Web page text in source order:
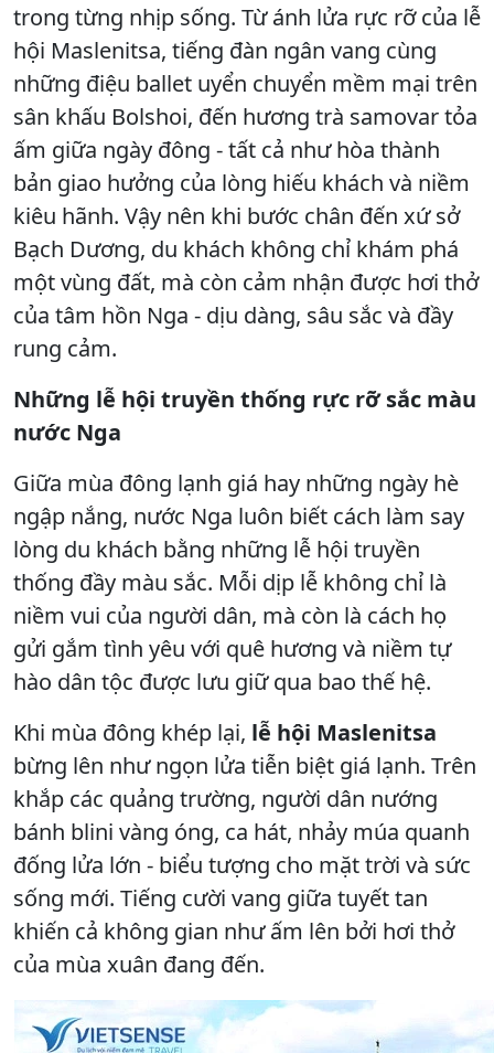
trong từng nhịp sống. Từ ánh lửa rực rỡ của lễ
hội Maslenitsa, tiếng đàn ngân vang cùng
những điệu ballet uyển chuyển mềm mại trên
sân khấu Bolshoi, đến hương trà samovar tỏa
ấm giữa ngày đông - tất cả như hòa thành
bản giao hưởng của lòng hiếu khách và niềm
kiêu hãnh. Vậy nên khi bước chân đến xứ sở
Bạch Dương, du khách không chỉ khám phá
một vùng đất, mà còn cảm nhận được hơi thở
của tâm hồn Nga - dịu dàng, sâu sắc và đầy
rung cảm.
Những lễ hội truyền thống rực rỡ sắc màu
nước Nga
Giữa mùa đông lạnh giá hay những ngày hè
ngập nắng, nước Nga luôn biết cách làm say
lòng du khách bằng những lễ hội truyền
thống đầy màu sắc. Mỗi dịp lễ không chỉ là
niềm vui của người dân, mà còn là cách họ
gửi gắm tình yêu với quê hương và niềm tự
hào dân tộc được lưu giữ qua bao thế hệ.
Khi mùa đông khép lại, lễ hội Maslenitsa
bừng lên như ngọn lửa tiễn biệt giá lạnh. Trên
khắp các quảng trường, người dân nướng
bánh blini vàng óng, ca hát, nhảy múa quanh
đống lửa lớn - biểu tượng cho mặt trời và sức
sống mới. Tiếng cười vang giữa tuyết tan
khiến cả không gian như ấm lên bởi hơi thở
của mùa xuân đang đến.